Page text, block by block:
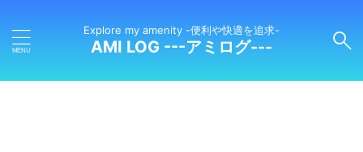
Explore my amenity -便利や快適を追求-
AMI LOG ---アミログ---